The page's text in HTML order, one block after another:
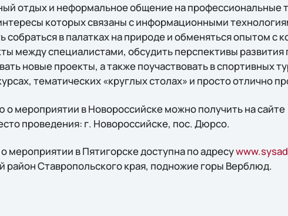
отдых и неформальное общение на профессиональные
которых связаны с информационными
собраться в палатках на природе и обменяться опытом с
между специалистами, обсудить перспективы
новые проекты, а также поучаствовать в спортивных
тематических «круглых столах» и просто отлично
мероприятии в Новороссийске можно получить на сайте
проведения: г. Новороссийске, пос. Дюрсо.
мероприятии в Пятигорске доступна по адресу
район Ставропольского края, подножие горы Верблюд.